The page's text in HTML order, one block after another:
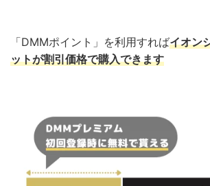
「DMMポイント」を利用すればイオン
ットが割引価格で購入できます